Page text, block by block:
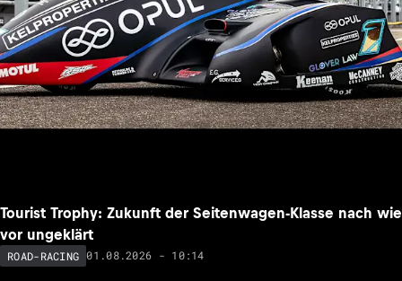
Tourist Trophy: Zukunft der Seitenwagen-Klasse nach wie
vor ungeklärt
ROAD-RACING 01.08.2026 - 10:14